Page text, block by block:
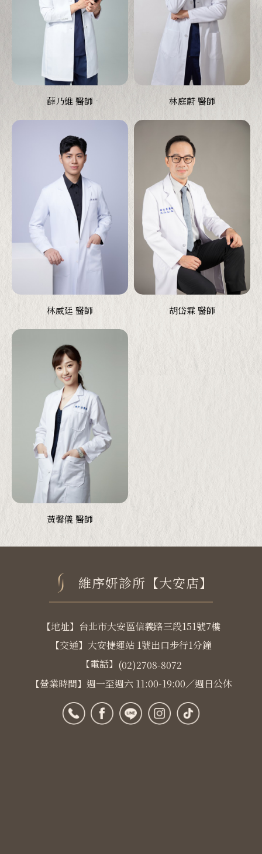
薛乃維 醫師 林庭蔚 醫師
林威廷 醫師 胡岱霖 醫師
黃馨儀 醫師
維序妍診所【大安店】
【地址】台北市大安區信義路三段151號7樓
【交通】大安捷運站 1號出口步行1分鐘
【電話】 (02)2708-8072
【營業時間】週一至週六 11:00-19:00／週日公休